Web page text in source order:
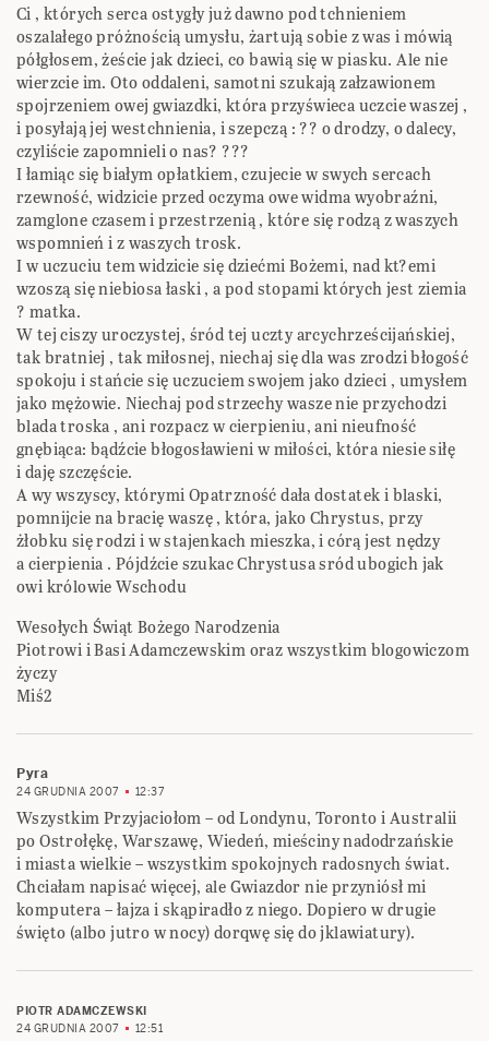
Ci , których serca ostygły już dawno pod tchnieniem
oszalałego próżnością umysłu, żartują sobie z was i mówią
półgłosem, żeście jak dzieci, co bawią się w piasku. Ale nie
wierzcie im. Oto oddaleni, samotni szukają załzawionem
spojrzeniem owej gwiazdki, która przyświeca uczcie waszej ,
i posyłają jej westchnienia, i szepczą : ?? o drodzy, o dalecy,
czyliście zapomnieli o nas? ???
I łamiąc się białym opłatkiem, czujecie w swych sercach
rzewność, widzicie przed oczyma owe widma wyobraźni,
zamglone czasem i przestrzenią , które się rodzą z waszych
wspomnień i z waszych trosk.
I w uczuciu tem widzicie się dziećmi Bożemi, nad kt?emi
wzoszą się niebiosa łaski , a pod stopami których jest ziemia
? matka.
W tej ciszy uroczystej, śród tej uczty arcychrześcijańskiej,
tak bratniej , tak miłosnej, niechaj się dla was zrodzi błogość
spokoju i stańcie się uczuciem swojem jako dzieci , umysłem
jako mężowie. Niechaj pod strzechy wasze nie przychodzi
blada troska , ani rozpacz w cierpieniu, ani nieufność
gnębiąca: bądźcie błogosławieni w miłości, która niesie siłę
i daję szczęście.
A wy wszyscy, którymi Opatrzność dała dostatek i blaski,
pomnijcie na bracię waszę , która, jako Chrystus, przy
żłobku się rodzi i w stajenkach mieszka, i córą jest nędzy
a cierpienia . Pójdźcie szukac Chrystusa sród ubogich jak
owi królowie Wschodu
Wesołych Świąt Bożego Narodzenia
Piotrowi i Basi Adamczewskim oraz wszystkim blogowiczom
życzy
Miś2
Pyra
24 GRUDNIA 2007 12:37
Wszystkim Przyjaciołom – od Londynu, Toronto i Australii
po Ostrołękę, Warszawę, Wiedeń, mieściny nadodrzańskie
i miasta wielkie – wszystkim spokojnych radosnych świat.
Chciałam napisać więcej, ale Gwiazdor nie przyniósł mi
komputera – łajza i skąpiradło z niego. Dopiero w drugie
święto (albo jutro w nocy) dorqwę się do jklawiatury).
PIOTR ADAMCZEWSKI
24 GRUDNIA 2007
12:51